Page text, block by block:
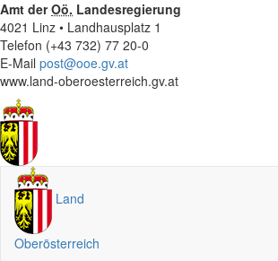
Amt derOö. Landesregierung
4021 Linz • Landhausplatz 1
Telefon (+43 732) 77 20-0
E-Mail post@ooe.gv.at
www.land-oberoesterreich.gv.at
Land
Oberösterreich